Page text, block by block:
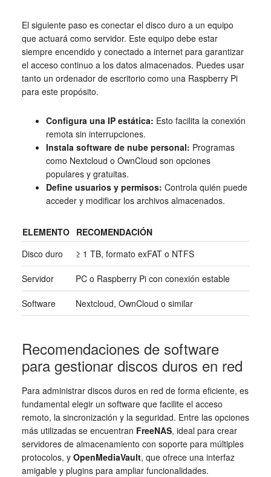
El siguiente paso es conectar el disco duro a un equipo
que actuará como servidor. Este equipo debe estar
siempre encendido y conectado a internet para garantizar
el acceso continuo a los datos almacenados. Puedes usar
tanto un ordenador de escritorio como una Raspberry Pi
para este propósito.
Configura una IP estática: Esto facilita la conexión
remota sin interrupciones.
Instala software de nube personal: Programas
como Nextcloud o OwnCloud son opciones
populares y gratuitas.
Define usuarios y permisos: Controla quién puede
acceder y modificar los archivos almacenados.
ELEMENTO
RECOMENDACIÓN
Disco duro
≥ 1 TB, formato exFAT o NTFS
Servidor PC o Raspberry Pi con conexión estable
Software Nextcloud, OwnCloud o similar
Recomendaciones de software
para gestionar discos duros en red
Para administrar discos duros en red de forma eficiente, es
fundamental elegir un software que facilite el acceso
remoto, la sincronización y la seguridad. Entre las opciones
más utilizadas se encuentran FreeNAS, ideal para crear
servidores de almacenamiento con soporte para múltiples
protocolos, y OpenMediaVault, que ofrece una interfaz
amigable y plugins para ampliar funcionalidades.